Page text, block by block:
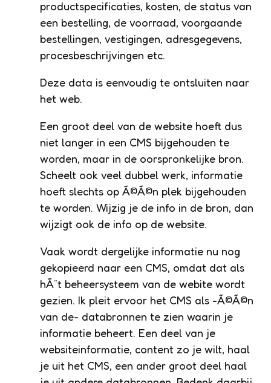
productspecificaties, kosten, de status van
een bestelling, de voorraad, voorgaande
bestellingen, vestigingen, adresgegevens,
procesbeschrijvingen etc.
Deze data is eenvoudig te ontsluiten naar
het web.
Een groot deel van de website hoeft dus
niet langer in een CMS bijgehouden te
worden, maar in de oorspronkelijke bron.
Scheelt ook veel dubbel werk, informatie
hoeft slechts op Ã©Ã©n plek bijgehouden
te worden. Wijzig je de info in de bron, dan
wijzigt ook de info op de website.
Vaak wordt dergelijke informatie nu nog
gekopieerd naar een CMS, omdat dat als
hÃ¨t beheersysteem van de webite wordt
gezien. Ik pleit ervoor het CMS als -Ã©Ã©n
van de- databronnen te zien waarin je
informatie beheert. Een deel van je
websiteinformatie, content zo je wilt, haal
je uit het CMS, een ander groot deel haal